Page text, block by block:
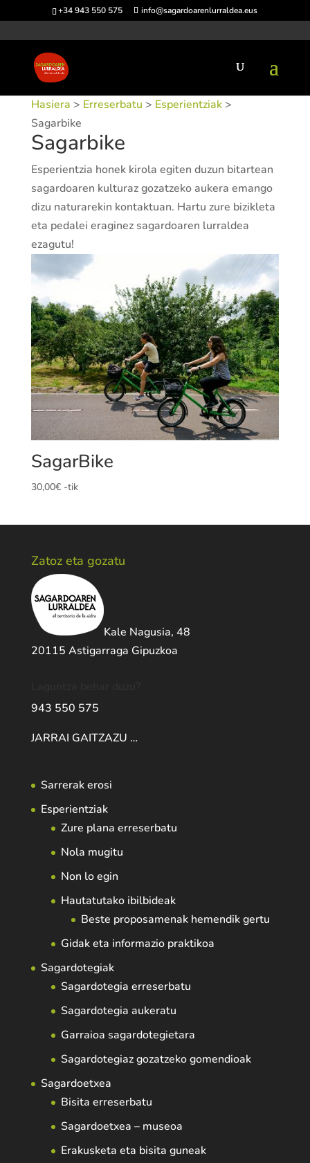
+34 943 550 575 info@sagardoarenlurraldea.eus
Hasiera > Erreserbatu > Esperientziak>
Sagarbike
Sagarbike
Esperientzia honek kirola egiten duzun bitartean
sagardoaren kulturaz gozatzeko aukera emango
dizu naturarekin kontaktuan. Hartu zure bizikleta
eta pedalei eraginez sagardoaren lurraldea
ezagutu!
SagarBike
30,00€-tik
Zatoz eta gozatu
Kale Nagusia, 48
20115 Astigarraga Gipuzkoa
943 550 575
JARRAI GAITZAZU …
Sarrerak erosi
Esperientziak
Zure plana erreserbatu
Nola mugitu
Non lo egin
Hautatutako ibilbideak
Beste proposamenak hemendik gertu
Gidak eta informazio praktikoa
Sagardotegiak
Sagardotegia erreserbatu
Sagardotegia aukeratu
Garraioa sagardotegietara
Sagardotegiaz gozatzeko gomendioak
Sagardoetxea
Bisita erreserbatu
Sagardoetxea – museoa
Erakusketa eta bisita guneak